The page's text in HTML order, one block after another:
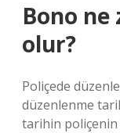
Bono ne
olur?
Poliçede
düzenlenme
tarihin